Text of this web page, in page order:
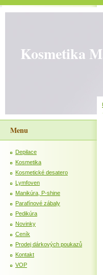
Kosmetika
Menu
Depilace
Kosmetika
Kosmetické desatero
Lymfoven
Manikúra, P-shine
Parafínové zábaly
Pedikúra
Novinky
Ceník
Prodej dárkových poukazů
Kontakt
VOP